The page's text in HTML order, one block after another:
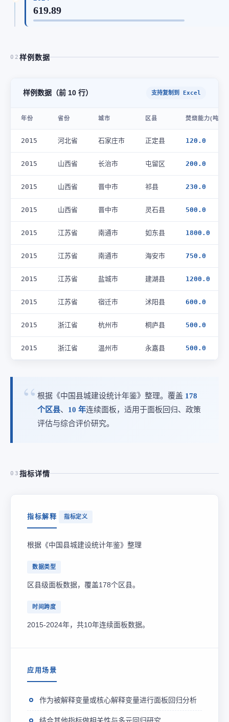
619.89
02 样例数据
样例数据（前 10 行） 支持复制到 Excel
年份 省份 城市 区县 焚烧能力(吨/日)
2015 河北省 石家庄市 正定县 120.0
2015 山西省 长治市 屯留区 200.0
2015 山西省 晋中市 祁县 230.0
2015 山西省 晋中市 灵石县 500.0
2015 江苏省 南通市 如东县 1800.0
2015 江苏省 南通市 海安市 750.0
2015 江苏省 盐城市 建湖县 1200.0
2015 江苏省 宿迁市 沭阳县 600.0
2015 浙江省 杭州市 桐庐县 500.0
2015 浙江省 温州市 永嘉县 500.0
根据《中国县城建设统计年鉴》整理。覆盖 178
个区县、 10 年连续面板，适用于面板回归、政策
评估与综合评价研究。
03 指标详情
指标解释 指标定义
根据《中国县城建设统计年鉴》整理
数据类型
区县级面板数据，覆盖178个区县。
时间跨度
2015-2024年，共10年连续面板数据。
应用场景
作为被解释变量或核心解释变量进行面板回归分析
结合其他指标做相关性与多元回归研究